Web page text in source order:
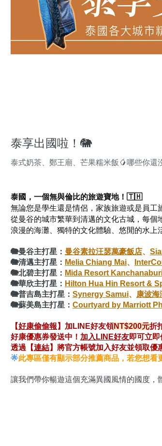
泰享出國啦！🐘
泰式奶茶、鄭王廟、芒果糯米飯🥭哪些你還
泰國，一個無與倫比的旅遊寶地！🇹🇭
無論您是學生還是情侶，家族旅遊或是員工
從曼谷的城市繁華到清邁的文化古城，每
浪漫的海灘、獨特的文化體驗、悠閒的水上
🐘曼谷主打星： 曼谷素拉汪瑟萬豪飯店、
🐘清邁主打星： Melia Chiang Mai、
🐘北碧主打星： Mida Resort
🐘華欣主打星： Hilton Hua Hin Resort &
🐘普吉島主打星： Synergy Samui、
康波海
🐘蘇美島主打星： Courtyard by Marriott
【好康偷偷報 】加LINE好友領NT$200元折
好康優惠券發送中！ 加入LINE好友即可立即
透過【連結】將官方帳號加入好友並領取
🌟此專區僅有顯示部分推薦商品，若您想看
讓我們帶你暢遊這個充滿異國風情的國度，